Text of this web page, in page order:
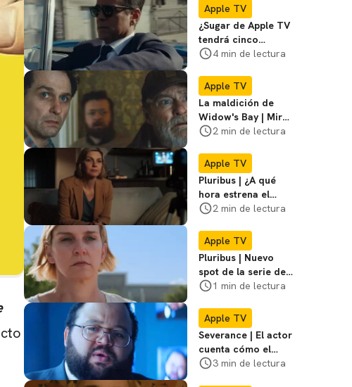
Apple TV
¿Sugar de Apple TV
tendrá cinco
temporadas? Colin
respecto
4 min de lectura
Apple TV
La maldición de
Widow's Bay | Mira
el adelanto
serie de AppleTV
2 min de lectura
Apple TV
Pluribus | ¿A qué
hora estrena el
episodio 6?
2 min de lectura
Apple TV
Pluribus | Nuevo
spot de la serie del
creador de
1 min de lectura
Apple TV
Severance | El actor
cuenta cómo el
elenco lidia con los
3 min de lectura